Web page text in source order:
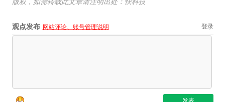
观点发布 网站评论、账号管理说明 登录